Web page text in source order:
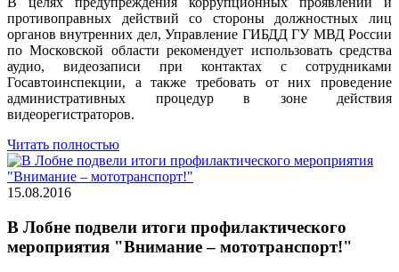
противоправных действий со стороны должностных лиц
органов внутренних дел, Управление ГИБДД ГУ МВД России
по Московской области рекомендует использовать средства
аудио, видеозаписи при контактах с сотрудниками
Госавтоинспекции, а также требовать от них проведение
административных процедур в зоне действия
видеорегистраторов.
Читать полностью
15.08.2016
В Лобне подвели итоги профилактического
мероприятия "Внимание – мототранспорт!"